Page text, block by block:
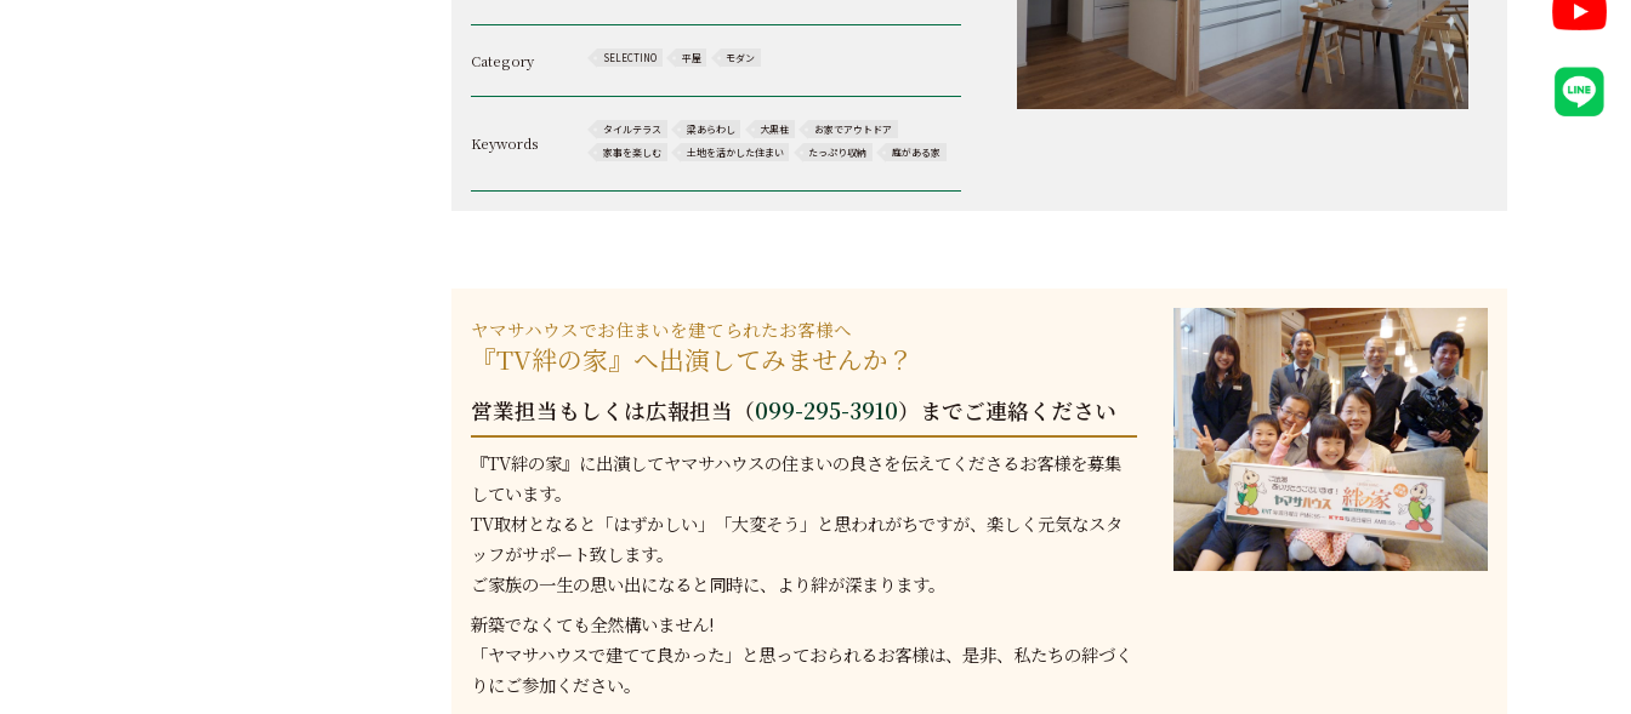
Category SELECTINO 平屋 モダン
Keywords
タイルテラス 梁あらわし 大黒柱
お家でアウトドア
家事を楽しむ
土地を活かした住まい たっぷり収納 庭がある家
ヤマサハウスでお住まいを建てられたお客様へ
『TV絆の家』へ出演してみませんか？
営業担当もしくは広報担当（099-295-3910）までご連絡ください
『TV絆の家』に出演してヤマサハウスの住まいの良さを伝えてくださるお客様を募集
しています。
TV取材となると「はずかしい」「大変そう」と思われがちですが、楽しく元気なスタ
ッフがサポート致します。
ご家族の一生の思い出になると同時に、より絆が深まります。
新築でなくても全然構いません!
「ヤマサハウスで建てて良かった」と思っておられるお客様は、是非、私たちの絆づく
りにご参加ください。